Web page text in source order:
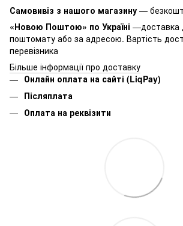
Самовивіз з нашого магазину —
«Новою Поштою» по Україні —доставка
поштомату або за адресою. Вартість
перевізника
Більше інформації про доставку
Онлайн оплата на сайті (LiqPay)
Післяплата
Оплата на реквізити